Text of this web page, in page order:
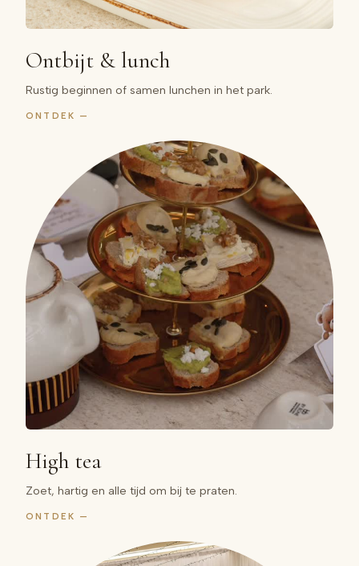
Ontbijt & lunch
Rustig beginnen of samen lunchen in het park.
ONTDEK —
High tea
Zoet, hartig en alle tijd om bij te praten.
ONTDEK —